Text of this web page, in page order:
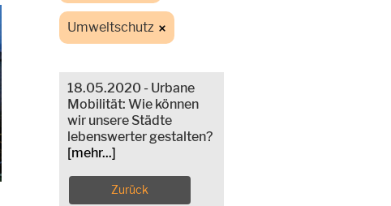
Umweltschutz
18.05.2020 - Urbane
Mobilität: Wie können
wir unsere Städte
lebenswerter gestalten?
[mehr...]
Zurück